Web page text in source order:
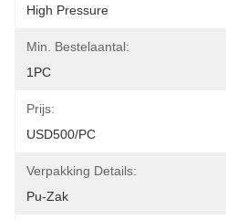
High Pressure
Min. Bestelaantal:
1PC
Prijs:
USD500/PC
Verpakking Details:
Pu-Zak